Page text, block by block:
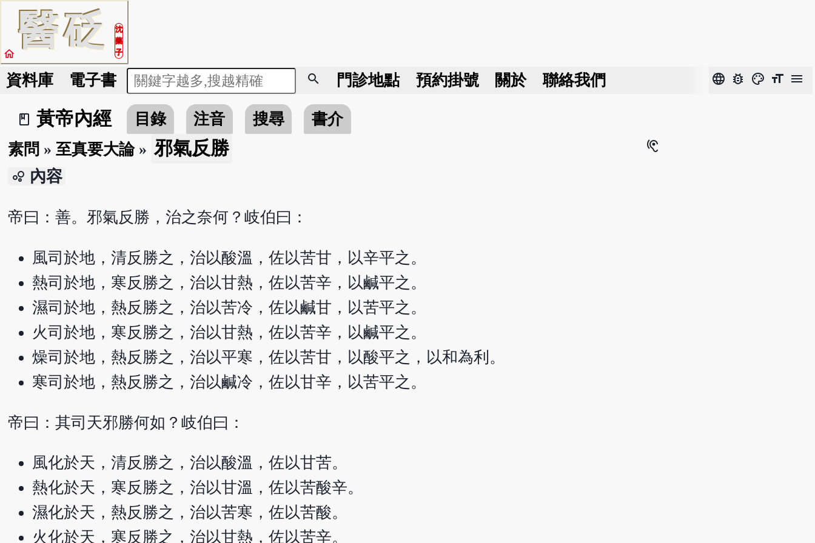
醫砭
沈
藥
子
home
資料庫 電子書 search 門診地點 預約掛號 關於 聯絡我們 language bug_report color_lens format_size menu
book_2
黃帝內經 目錄 注音 搜尋
書介
素問 » 至真要大論» 邪氣反勝 hearing
bubble_chart 內容
帝曰：善。邪氣反勝，治之奈何？岐伯曰：
風司於地，清反勝之，治以酸溫，佐以苦甘，以辛平之。
熱司於地，寒反勝之，治以甘熱，佐以苦辛，以鹹平之。
濕司於地，熱反勝之，治以苦冷，佐以鹹甘，以苦平之。
火司於地，寒反勝之，治以甘熱，佐以苦辛，以鹹平之。
燥司於地，熱反勝之，治以平寒，佐以苦甘，以酸平之，以和為利。
寒司於地，熱反勝之，治以鹹冷，佐以甘辛，以苦平之。
帝曰：其司天邪勝何如？岐伯曰：
風化於天，清反勝之，治以酸溫，佐以甘苦。
熱化於天，寒反勝之，治以甘溫，佐以苦酸辛。
濕化於天，熱反勝之，治以苦寒，佐以苦酸。
火化於天，寒反勝之，治以甘熱，佐以苦辛。